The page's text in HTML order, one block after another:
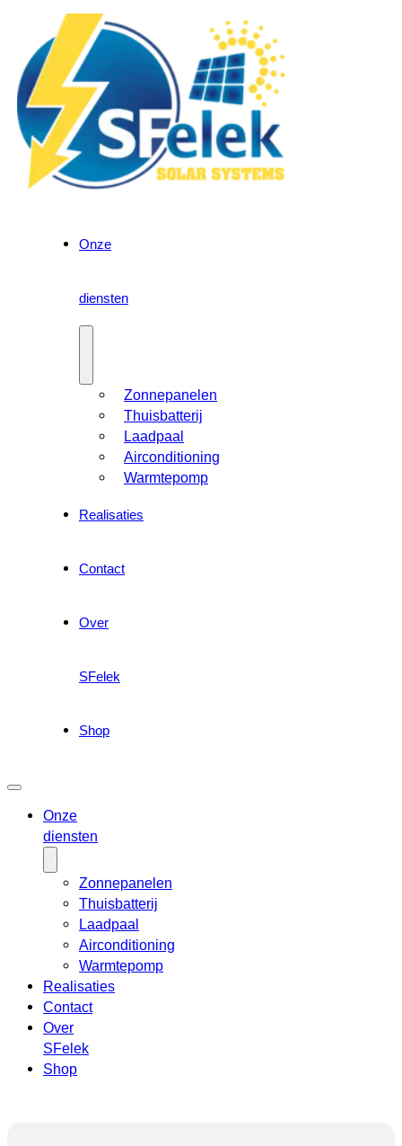
Onze
diensten
Zonnepanelen
Thuisbatterij
Laadpaal
Airconditioning
Warmtepomp
Realisaties
Contact
Over
SFelek
Shop
Onze
diensten
Zonnepanelen
Thuisbatterij
Laadpaal
Airconditioning
Warmtepomp
Realisaties
Contact
Over
SFelek
Shop